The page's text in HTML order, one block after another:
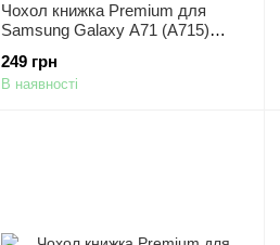
Чохол книжка Premium для
Samsung Galaxy A71 (A715)
249 грн
В наявності